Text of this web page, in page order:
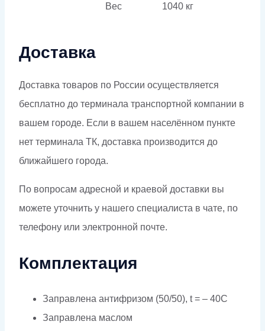
Вес 1040 кг
Доставка
Доставка товаров по России осуществляется
бесплатно до терминала транспортной компании в
вашем городе. Если в вашем населённом пункте
нет терминала ТК, доставка производится до
ближайшего города.
По вопросам адресной и краевой доставки вы
можете уточнить у нашего специалиста в чате, по
телефону или электронной почте.
Комплектация
Заправлена антифризом (50/50), t = – 40C
Заправлена маслом